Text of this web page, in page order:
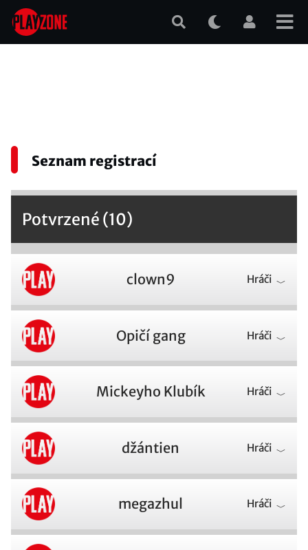
Přejít
hlavnímu
Seznam registrací
Potvrzené (10)
clown9 Hráči
Opičí gang Hráči
Mickeyho Klubík Hráči
džántien Hráči
megazhul Hráči